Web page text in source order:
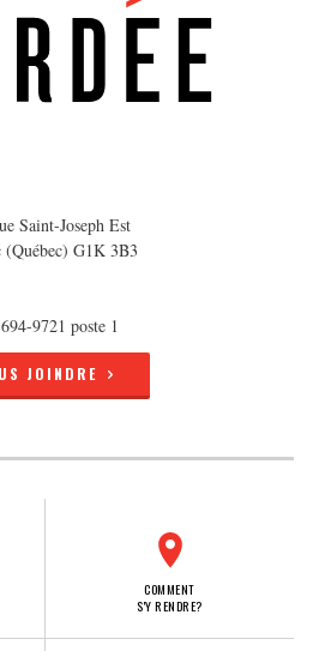
Saint-Joseph Est
(Québec) G1K 3B3
9721 poste 1
JOINDRE
COMMENT
S'Y RENDRE?